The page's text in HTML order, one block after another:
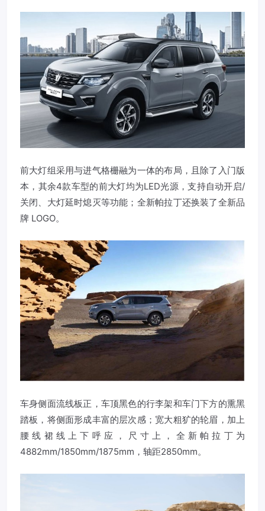
前大灯组采用与进气格栅融为一体的布局，且除了入门版
本，其余4款车型的前大灯均为LED光源，支持自动开启/
关闭、大灯延时熄灭等功能；全新帕拉丁还换装了全新品
牌 LOGO。
车身侧面流线板正，车顶黑色的行李架和车门下方的熏黑
踏板，将侧面形成丰富的层次感；宽大粗犷的轮眉，加上
腰线裙线上下呼应，尺寸上，全新帕拉丁为
4882mm/1850mm/1875mm，轴距2850mm。